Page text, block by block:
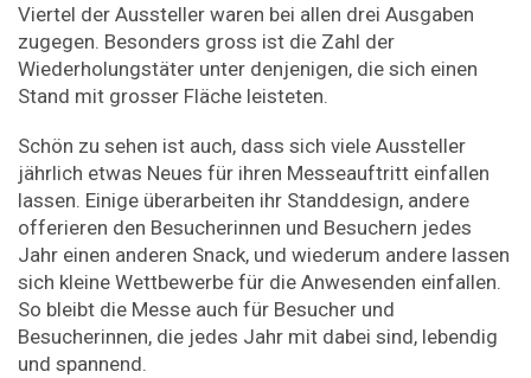
Viertel der Aussteller waren bei allen drei Ausgaben
zugegen. Besonders gross ist die Zahl der
Wiederholungstäter unter den­jenigen, die sich einen
Stand mit grosser Fläche leisteten.
Schön zu sehen ist auch, dass sich viele Aussteller
jährlich etwas Neues für ihren Messeauftritt einfallen
lassen. ­Einige überarbeiten ihr Standdesign, andere
offerieren den Besucherinnen und Besuchern jedes
Jahr einen anderen Snack, und wiederum andere lassen
sich kleine Wettbewerbe für die Anwesenden einfallen.
So bleibt die Messe auch für Besucher und
Besucherinnen, die jedes Jahr mit dabei sind, lebendig
und spannend.